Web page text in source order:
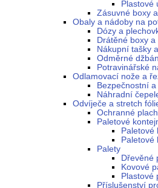
Plastové
Zásuvné boxy
Obaly a nádoby na
Dózy a
Drátěné boxy
Nákupní tašky
Odměrné
Potravinářské
Odlamovací nože a
Bezpečnostní
Náhradní
Odvíječe a stretch
Ochranné
Paletové
Paletové
Paletové
Palety
Dřevěné
Kovové
Plastové
Příslušenství